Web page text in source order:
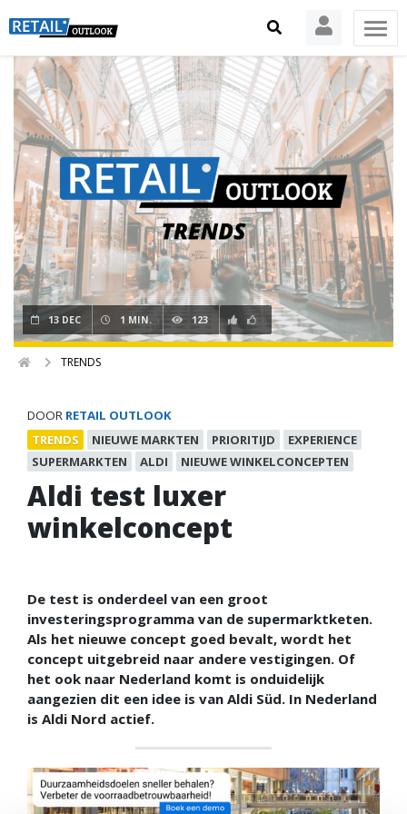
13 DEC 1 MIN. 123
TRENDS
DOOR RETAIL OUTLOOK
TRENDS
NIEUWE MARKTEN PRIORITIJD
EXPERIENCE
SUPERMARKTEN
ALDI NIEUWE WINKELCONCEPTEN
Aldi test luxer
winkelconcept
De test is onderdeel van een groot
investeringsprogramma van de supermarktketen.
Als het nieuwe concept goed bevalt, wordt het
concept uitgebreid naar andere vestigingen. Of
het ook naar Nederland komt is onduidelijk
aangezien dit een idee is van Aldi Süd. In Nederland
is Aldi Nord actief.